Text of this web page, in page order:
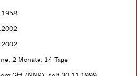
2 Monate, 14 Tage